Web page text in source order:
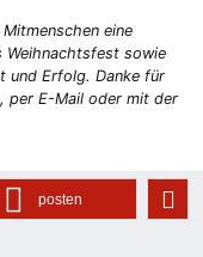
eine
Weihnachtsfest sowie
und Erfolg. Danke für
per E-Mail oder mit der
posten